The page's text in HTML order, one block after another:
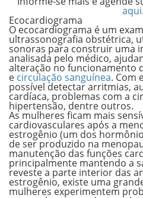
aqui.
Ecocardiograma
O ecocardiograma é um
ultrassonografia obstétrica,
sonoras para construir uma
analisada pelo médico,
alteração no funcionamento
e circulação sanguínea. Com
possível detectar arritmias,
cardíaca, problemas com a
hipertensão, dentre outros.
As mulheres ficam mais
cardiovasculares após a
estrogênio (um dos
de ser produzido na
manutenção das funções
principalmente mantendo a
reveste a parte interior das
estrogênio, existe uma
mulheres experimentem